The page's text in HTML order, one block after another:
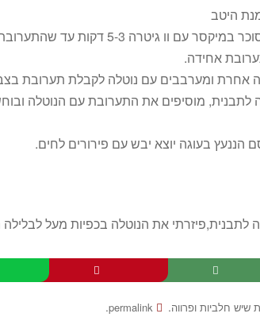
גיטרה 5-3 דקות עד שהתערובת מתעבה.
אחידה.
מוסיפים את התערובת עם הנוטלה
לתבנית,פיזרתי את הנוטלה בכפיות מעל
שיש חלביות ופרווה.
permalink
.